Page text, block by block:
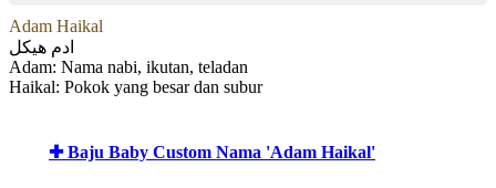
Adam Haikal
ادم هيكل
Adam: Nama nabi, ikutan, teladan
Haikal: Pokok yang besar dan subur
✚ Baju Baby Custom Nama 'Adam Haikal'